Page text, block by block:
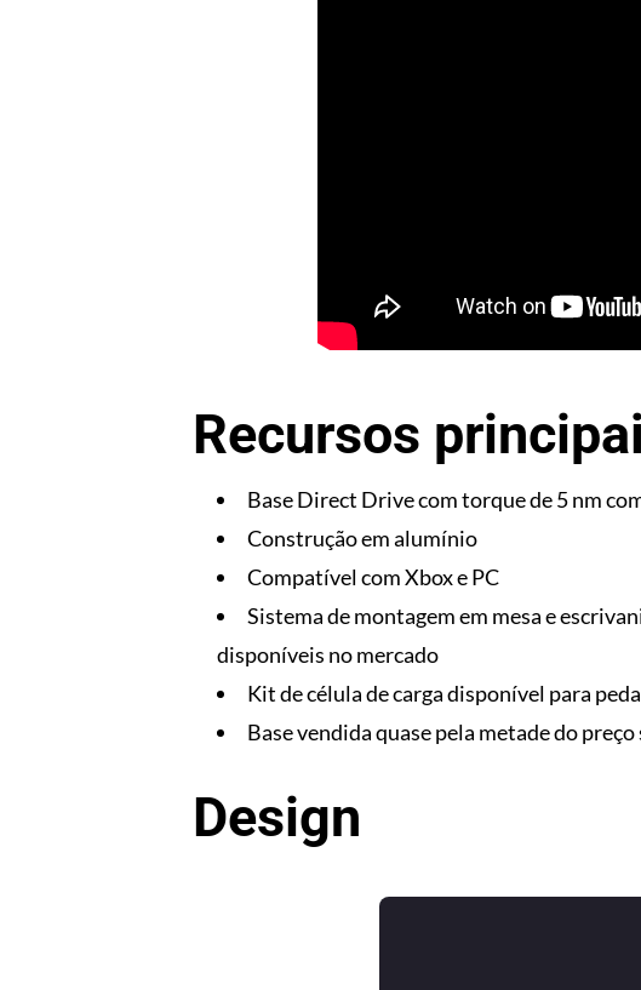
Recursos
Base Direct Drive com torque de 5 nm
Construção em alumínio
Compatível com Xbox e PC
Sistema de montagem em mesa e
disponíveis no mercado
Kit de célula de carga disponível para
Base vendida quase pela metade do
Design